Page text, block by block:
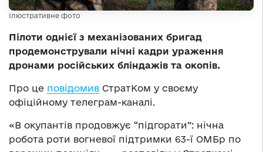
Ілюстративне фото
Пілоти однієї з механізованих бригад
продемонстрували нічні кадри ураження
дронами російських бліндажів та окопів.
Про це повідомив СтратКом у своєму
офіційному телеграм-каналі.
«В окупантів продовжує “підгорати”: нічна
робота роти вогневої підтримки 63-ї ОМБр по